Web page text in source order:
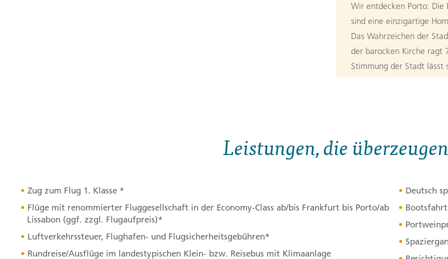
Wir entdecken Porto: Die
sind eine einzigartige
Das Wahrzeichen der
der barocken Kirche ragt
Stimmung der Stadt
tauchen wir in die Welt
Bis kurz vor die Grenze
des Landes führt uns ein
Fischerort Viana do
schmückt sich mit
Praça da República.
Leistungen, die
Zug zum Flug 1. Klasse *
Flüge mit renommierter Fluggesellschaft in der Economy-Class ab/bis Frankfurt bis Porto/ab
Lissabon (ggf. zzgl. Flugaufpreis)*
Luftverkehrssteuer, Flughafen- und Flugsicherheitsgebühren*
Rundreise/Ausflüge im landestypischen Klein- bzw. Reisebus mit Klimaanlage
Deutsch